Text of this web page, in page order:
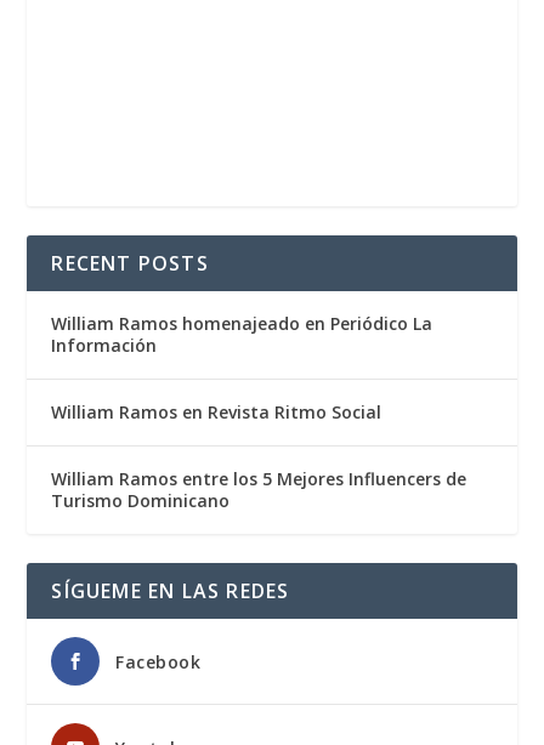
RECENT POSTS
William Ramos homenajeado en Periódico La
Información
William Ramos en Revista Ritmo Social
William Ramos entre los 5 Mejores Influencers de
Turismo Dominicano
SÍGUEME EN LAS REDES
Facebook